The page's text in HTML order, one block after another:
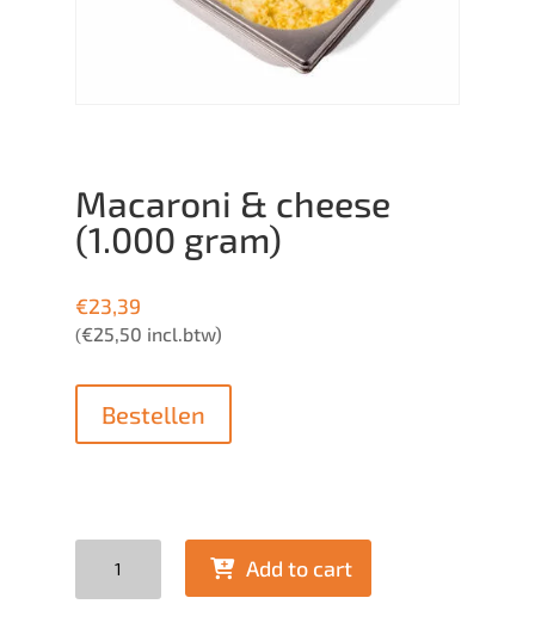
Macaroni & cheese
(1.000 gram)
€23,39
(€25,50 incl.btw)
Bestellen
Add to cart